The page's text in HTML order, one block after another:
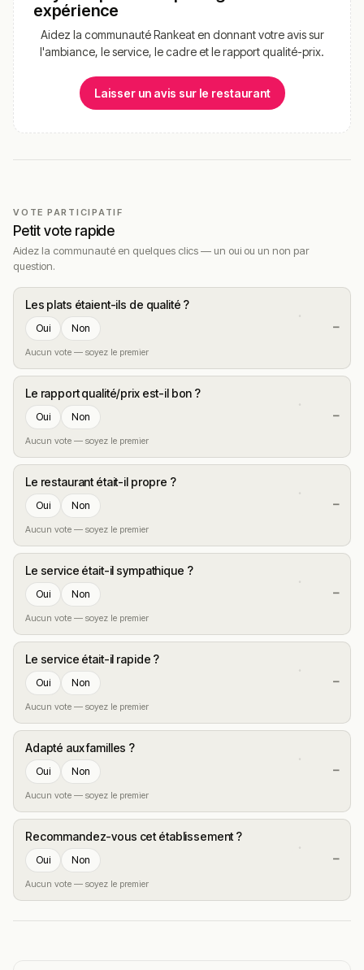
expérience
Aidez la communauté Rankeat en donnant votre avis sur
l'ambiance, le service, le cadre et le rapport qualité-prix.
Laisser un avis sur le restaurant
VOTE PARTICIPATIF
Petit vote rapide
Aidez la communauté en quelques clics — un oui ou un non par
question.
Les plats étaient-ils de qualité ?
Oui Non
Aucun vote — soyez le premier
—
Le rapport qualité/prix est-il bon ?
Oui Non
Aucun vote — soyez le premier
—
Le restaurant était-il propre ?
Oui Non
Aucun vote — soyez le premier
—
Le service était-il sympathique ?
Oui Non
Aucun vote — soyez le premier
—
Le service était-il rapide ?
Oui Non
Aucun vote — soyez le premier
—
Adapté aux familles ?
Oui Non
Aucun vote — soyez le premier
—
Recommandez-vous cet établissement ?
Oui Non
Aucun vote — soyez le premier
—